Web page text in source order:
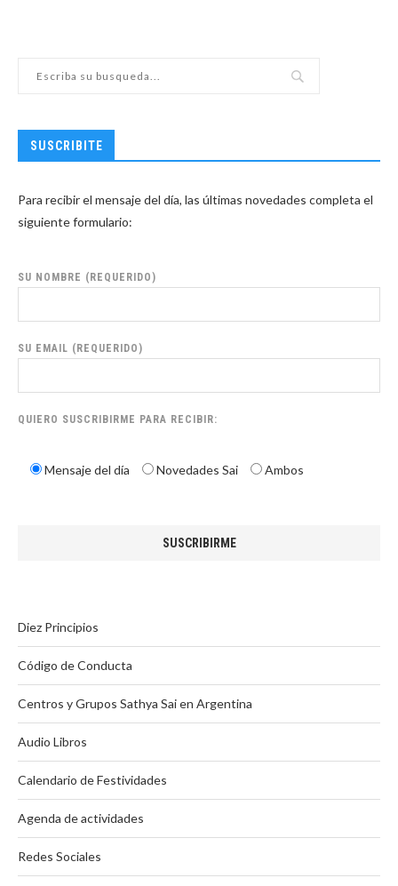
SUSCRIBITE
Para recibir el mensaje del día, las últimas novedades completa el
siguiente formulario:
SU NOMBRE (REQUERIDO)
SU EMAIL (REQUERIDO)
QUIERO SUSCRIBIRME PARA RECIBIR:
Mensaje del día Novedades Sai Ambos
Diez Principios
Código de Conducta
Centros y Grupos Sathya Sai en Argentina
Audio Libros
Calendario de Festividades
Agenda de actividades
Redes Sociales